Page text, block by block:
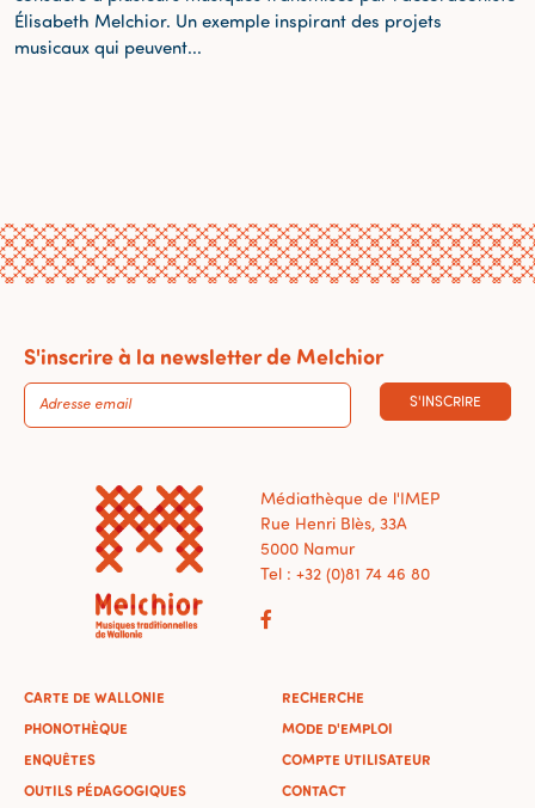
Élisabeth Melchior. Un exemple inspirant des projets
musicaux qui peuvent...
S'inscrire à la newsletter de Melchior
S'INSCRIRE
Médiathèque de l'IMEP
Rue Henri Blès, 33A
5000 Namur
Tel : +32 (0)81 74 46 80
CARTE DE WALLONIE
PHONOTHÈQUE
ENQUÊTES
OUTILS PÉDAGOGIQUES
RECHERCHE
MODE D'EMPLOI
COMPTE UTILISATEUR
CONTACT